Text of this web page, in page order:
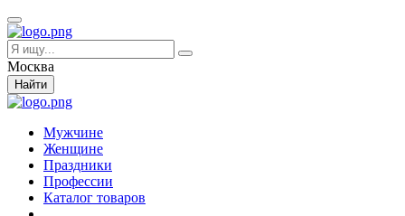
Москва
Найти
Мужчине
Женщине
Праздники
Профессии
Каталог товаров